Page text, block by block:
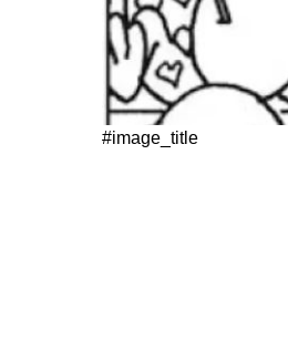
#image_title